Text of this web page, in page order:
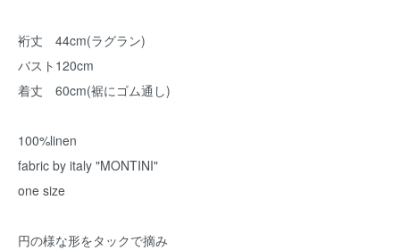
裄丈 44cm(ラグラン)
バスト120cm
着丈 60cm(裾にゴム通し)
100%linen
fabric by italy "MONTINI"
one size
円の様な形をタックで摘み